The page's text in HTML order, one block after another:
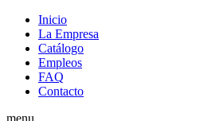
Inicio
La Empresa
Catálogo
Empleos
FAQ
Contacto
menu